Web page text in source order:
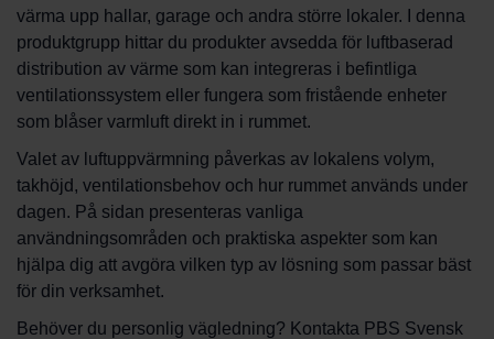
värma upp hallar, garage och andra större lokaler. I denna
produktgrupp hittar du produkter avsedda för luftbaserad
distribution av värme som kan integreras i befintliga
ventilationssystem eller fungera som fristående enheter
som blåser varmluft direkt in i rummet.
Valet av luftuppvärmning påverkas av lokalens volym,
takhöjd, ventilationsbehov och hur rummet används under
dagen. På sidan presenteras vanliga
användningsområden och praktiska aspekter som kan
hjälpa dig att avgöra vilken typ av lösning som passar bäst
för din verksamhet.
Behöver du personlig vägledning? Kontakta PBS Svensk